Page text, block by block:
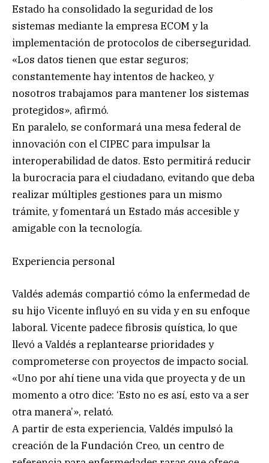
Estado ha consolidado la seguridad de los
sistemas mediante la empresa ECOM y la
implementación de protocolos de ciberseguridad.
«Los datos tienen que estar seguros;
constantemente hay intentos de hackeo, y
nosotros trabajamos para mantener los sistemas
protegidos», afirmó.
En paralelo, se conformará una mesa federal de
innovación con el CIPEC para impulsar la
interoperabilidad de datos. Esto permitirá reducir
la burocracia para el ciudadano, evitando que deba
realizar múltiples gestiones para un mismo
trámite, y fomentará un Estado más accesible y
amigable con la tecnología.
Experiencia personal
Valdés además compartió cómo la enfermedad de
su hijo Vicente influyó en su vida y en su enfoque
laboral. Vicente padece fibrosis quística, lo que
llevó a Valdés a replantearse prioridades y
comprometerse con proyectos de impacto social.
«Uno por ahí tiene una vida que proyecta y de un
momento a otro dice: ‘Esto no es así, esto va a ser
otra manera’», relató.
A partir de esta experiencia, Valdés impulsó la
creación de la Fundación Creo, un centro de